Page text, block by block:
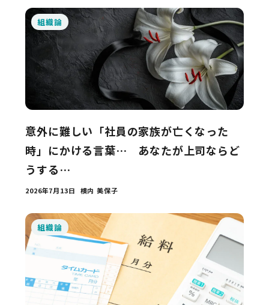
組織論
意外に難しい「社員の家族が亡くなった
時」にかける言葉… あなたが上司ならど
うする…
横内 美保子
2026年7月13日
組織論